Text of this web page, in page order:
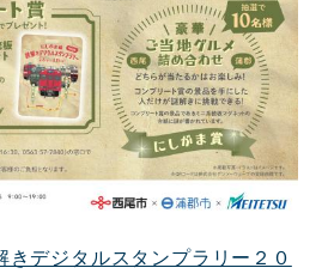
きデジタルスタンプラリー２０